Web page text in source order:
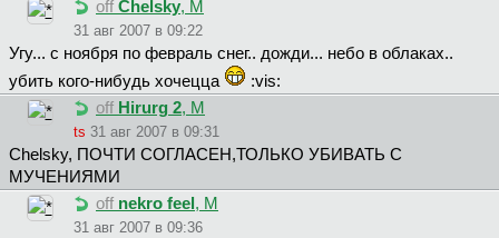
off Chelsky, М
31 авг 2007 в 09:22
Угу... с ноября по февраль снег.. дожди... небо в облаках..
убить кого-нибудь хочецца
:vis:
off Hirurg 2, М
ts 31 авг 2007 в 09:31
Chelsky, ПОЧТИ СОГЛАСЕН,ТОЛЬКО УБИВАТЬ С
МУЧЕНИЯМИ
off nekro feel , М
31 авг 2007 в 09:36